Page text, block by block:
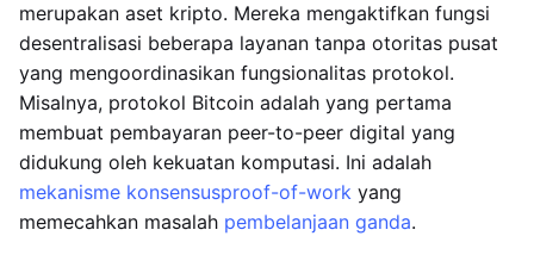
merupakan aset kripto. Mereka mengaktifkan fungsi
desentralisasi beberapa layanan tanpa otoritas pusat
yang mengoordinasikan fungsionalitas protokol.
Misalnya, protokol Bitcoin adalah yang pertama
membuat pembayaran peer-to-peer digital yang
didukung oleh kekuatan komputasi. Ini adalah
mekanisme konsensusproof-of-work yang
memecahkan masalah pembelanjaan ganda.